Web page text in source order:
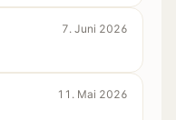
7. Juni 2026
11. Mai 2026